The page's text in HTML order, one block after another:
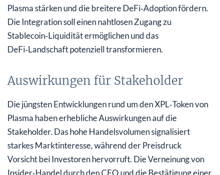
Plasma stärken und die breitere DeFi‑Adoption fördern.
Die Integration soll einen nahtlosen Zugang zu
Stablecoin‑Liquidität ermöglichen und das
DeFi‑Landschaft potenziell transformieren.
Auswirkungen für Stakeholder
Die jüngsten Entwicklungen rund um den XPL‑Token von
Plasma haben erhebliche Auswirkungen auf die
Stakeholder. Das hohe Handelsvolumen signalisiert
starkes Marktinteresse, während der Preisdruck
Vorsicht bei Investoren hervorruft. Die Verneinung von
Insider‑Handel durch den CEO und die Bestätigung einer